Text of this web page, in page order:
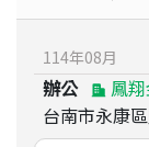
114年08月
辦公
鳳
台南市永康